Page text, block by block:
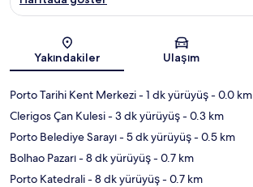
Harita
Yakındakiler Ulaşım
Porto Tarihi Kent Merkezi- 1 dk yürüyüş- 0.0 km
Clerigos Çan Kulesi- 3 dk yürüyüş- 0.3 km
Porto Belediye Sarayı- 5 dk yürüyüş- 0.5 km
Bolhao Pazarı- 8 dk yürüyüş- 0.7 km
Porto Katedrali- 8 dk yürüyüş- 0.7 km